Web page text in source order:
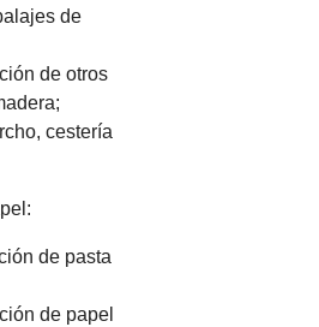
de
de otros
cestería
de pasta
de papel